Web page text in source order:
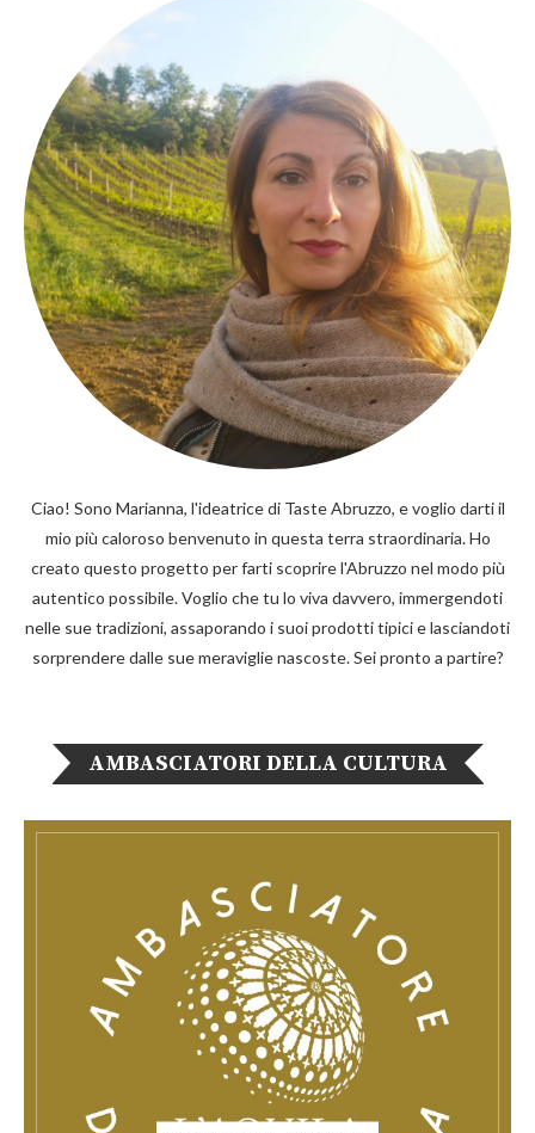
Ciao! Sono Marianna, l'ideatrice di Taste Abruzzo, e voglio darti il
mio più caloroso benvenuto in questa terra straordinaria. Ho
creato questo progetto per farti scoprire l'Abruzzo nel modo più
autentico possibile. Voglio che tu lo viva davvero, immergendoti
nelle sue tradizioni, assaporando i suoi prodotti tipici e lasciandoti
sorprendere dalle sue meraviglie nascoste. Sei pronto a partire?
AMBASCIATORI DELLA CULTURA